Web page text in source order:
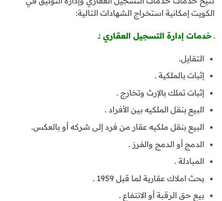
الكويت إمكانية استخراج الشهادات التالية:
ـ خدمات إدارة التسجيل العقاري :ـ
التقايل.
إثبات بالملكية .
إثبات تملك بالإرث وتخارج .
البيع بنقل الملكيه بين الأفراد .
البيع بنقل ملكيه عقار من فرد إلى شركه أو بالعكس.
الدمج أو الدمج والفرز .
المبادلة .
بحث املاك عقارية لما قبل 1959 .
بيع حق الرقبة أو الانتفاع .